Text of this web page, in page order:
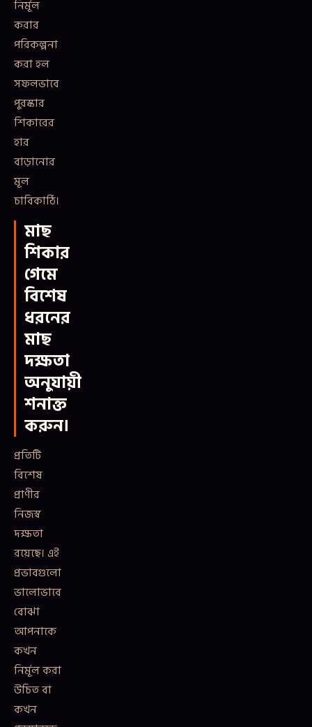
নির্মূল
করার
পরিকল্পনা
করা হল
সফলভাবে
পুরস্কার
শিকারের
হার
বাড়ানোর
মূল
চাবিকাঠি।
মাছ
শিকার
গেমে
বিশেষ
ধরনের
মাছ
দক্ষতা
অনুযায়ী
শনাক্ত
করুন।
প্রতিটি
বিশেষ
প্রাণীর
নিজস্ব
দক্ষতা
রয়েছে। এই
প্রভাবগুলো
ভালোভাবে
বোঝা
আপনাকে
কখন
নির্মূল করা
উচিত বা
কখন